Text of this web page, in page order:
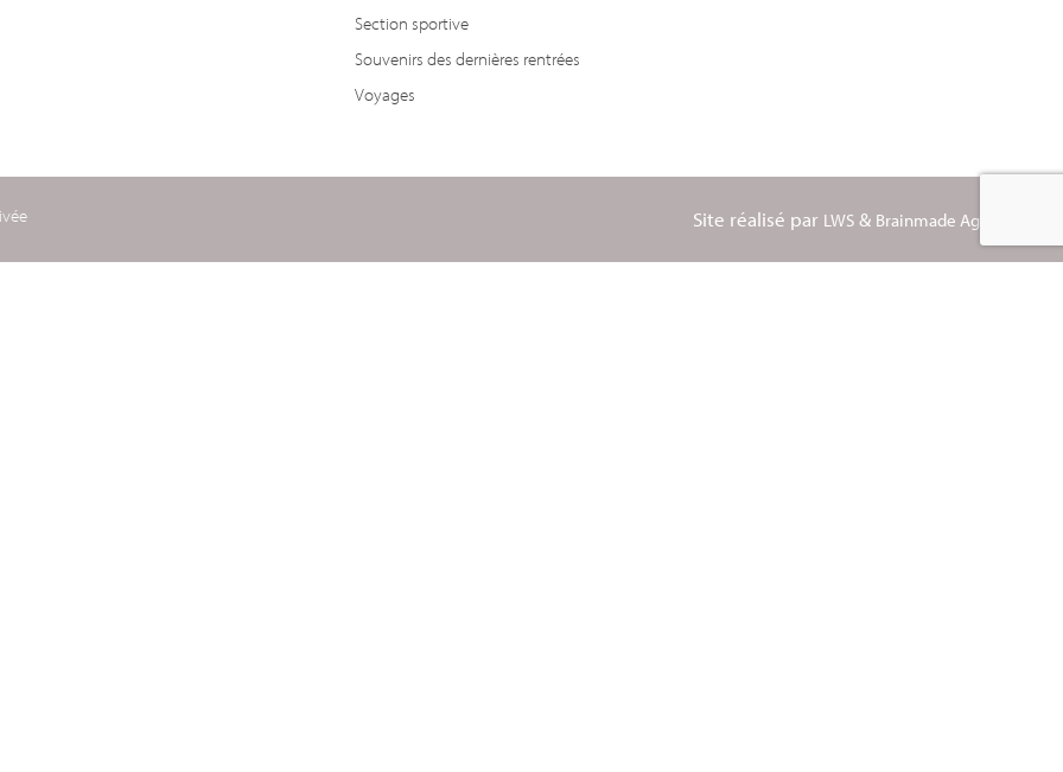
Section sportive
Souvenirs des dernières rentrées
Voyages
Site réalisé par LWS & Brainmade Agency